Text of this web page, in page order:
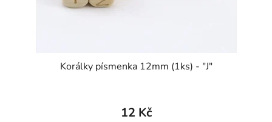
Korálky písmenka 12mm (1ks) - "J"
12 Kč